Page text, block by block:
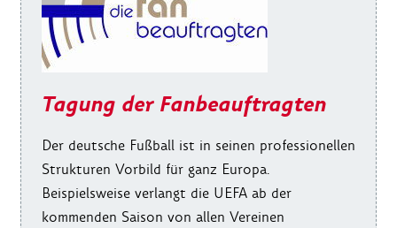
Tagung der Fanbeauftragten
Der deutsche Fußball ist in seinen professionellen
Strukturen Vorbild für ganz Europa.
Beispielsweise verlangt die UEFA ab der
kommenden Saison von allen Vereinen